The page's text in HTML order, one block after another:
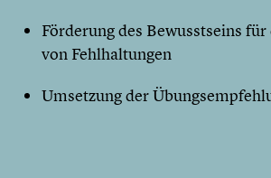
Förderung des Bewusstseins für
von Fehlhaltungen
Umsetzung der